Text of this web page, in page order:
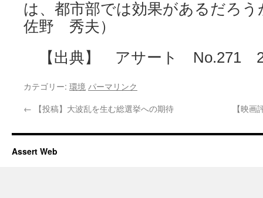
は、都市部では効果があるだろう
佐野 秀夫）
【出典】 アサート No.271
カテゴリー: 環境 パーマリンク
← 【投稿】大波乱を生む総選挙への期待 【映
Assert Web